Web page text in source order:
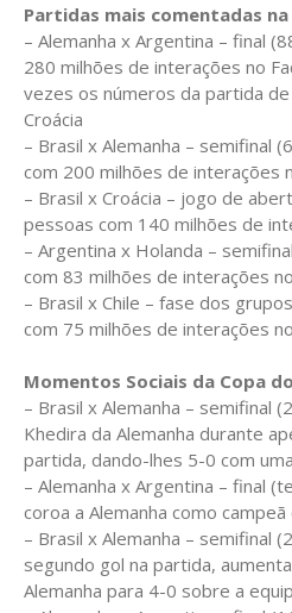
Partidas mais comentadas
– Alemanha x Argentina – final
280 milhões de interações no
vezes os números da partida
Croácia
– Brasil x Alemanha – semifinal
com 200 milhões de interações
– Brasil x Croácia – jogo de
pessoas com 140 milhões de
– Argentina x Holanda –
com 83 milhões de interações
– Brasil x Chile – fase dos
com 75 milhões de interações
Momentos Sociais da Copa
– Brasil x Alemanha – semifinal
Khedira da Alemanha durante
partida, dando-lhes 5-0 com
– Alemanha x Argentina – final
coroa a Alemanha como
– Brasil x Alemanha – semifinal
segundo gol na partida,
Alemanha para 4-0 sobre a